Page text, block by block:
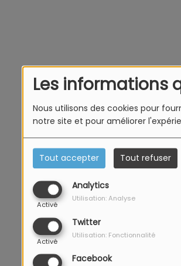
Les informations
Nous utilisons des cookies pour
notre site et pour améliorer
Tout accepter Tout refuser
Analytics
Activé
Utilisation: Analyse
Twitter
Activé
Utilisation: Fonctionnalité
Facebook